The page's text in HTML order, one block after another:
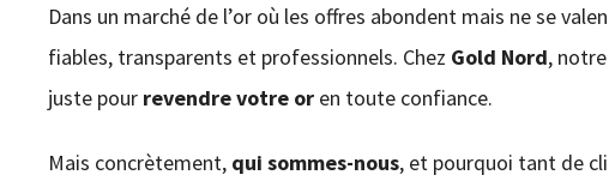
Dans un marché de l’or où les offres abondent mais ne se
fiables, transparents et professionnels. Chez Gold Nord,
juste pour revendre votre oren toute confiance.
Mais concrètement, qui sommes-nous, et pourquoi tant de